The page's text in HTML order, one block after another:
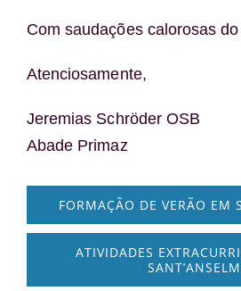
Com saudações calorosas
Atenciosamente,
Jeremias Schröder OSB
Abade Primaz
FORMAÇÃO DE VERÃO EM
ATIVIDADES